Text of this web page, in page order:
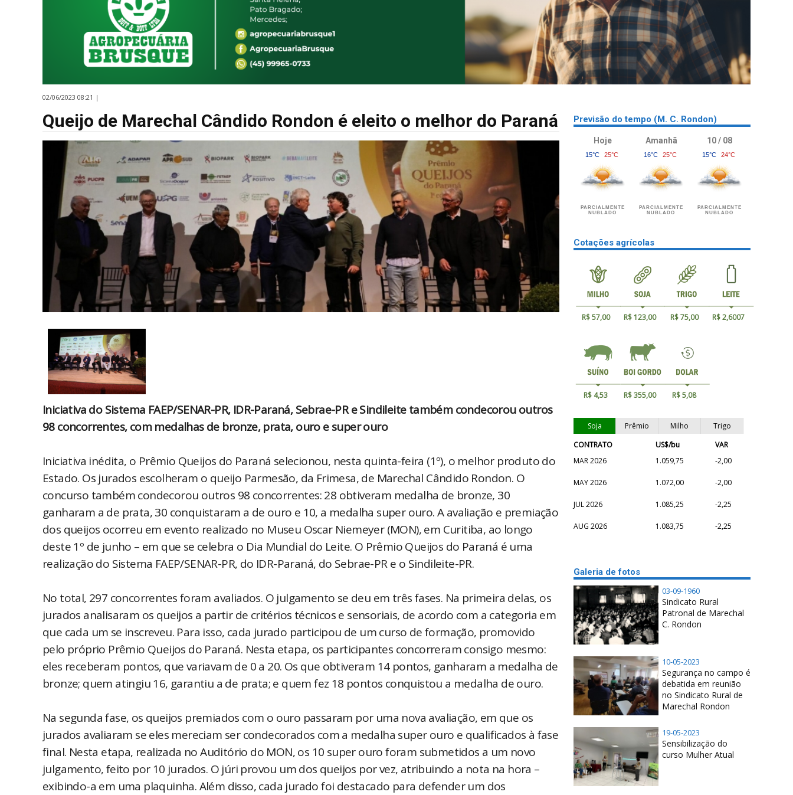
02/06/2023 08:21 |
Queijo de Marechal Cândido Rondon é eleito o melhor do Paraná
Iniciativa do Sistema FAEP/SENAR-PR, IDR-Paraná, Sebrae-PR e Sindileite também condecorou outros
98 concorrentes, com medalhas de bronze, prata, ouro e super ouro
Iniciativa inédita, o Prêmio Queijos do Paraná selecionou, nesta quinta-feira (1º), o melhor produto do
Estado. Os jurados escolheram o queijo Parmesão, da Frimesa, de Marechal Cândido Rondon. O
concurso também condecorou outros 98 concorrentes: 28 obtiveram medalha de bronze, 30
ganharam a de prata, 30 conquistaram a de ouro e 10, a medalha super ouro. A avaliação e premiação
dos queijos ocorreu em evento realizado no Museu Oscar Niemeyer (MON), em Curitiba, ao longo
deste 1º de junho – em que se celebra o Dia Mundial do Leite. O Prêmio Queijos do Paraná é uma
realização do Sistema FAEP/SENAR-PR, do IDR-Paraná, do Sebrae-PR e o Sindileite-PR.
No total, 297 concorrentes foram avaliados. O julgamento se deu em três fases. Na primeira delas, os
jurados analisaram os queijos a partir de critérios técnicos e sensoriais, de acordo com a categoria em
que cada um se inscreveu. Para isso, cada jurado participou de um curso de formação, promovido
pelo próprio Prêmio Queijos do Paraná. Nesta etapa, os participantes concorreram consigo mesmo:
eles receberam pontos, que variavam de 0 a 20. Os que obtiveram 14 pontos, ganharam a medalha de
bronze; quem atingiu 16, garantiu a de prata; e quem fez 18 pontos conquistou a medalha de ouro.
Na segunda fase, os queijos premiados com o ouro passaram por uma nova avaliação, em que os
jurados avaliaram se eles mereciam ser condecorados com a medalha super ouro e qualificados à fase
final. Nesta etapa, realizada no Auditório do MON, os 10 super ouro foram submetidos a um novo
julgamento, feito por 10 jurados. O júri provou um dos queijos por vez, atribuindo a nota na hora –
exibindo-a em uma plaquinha. Além disso, cada jurado foi destacado para defender um dos
Previsão do tempo (M. C. Rondon)
Hoje
15°C 25°C
PARCIALMENTE
NUBLADO
Amanhã
16°C 25°C
PARCIALMENTE
NUBLADO
10 / 08
15°C 24°C
PARCIALMENTE
NUBLADO
Cotações agrícolas
R$ 57,00 R$ 123,00 R$ 75,00 R$ 2,6007
R$ 4,53 R$ 355,00 R$ 5,08
Soja Prêmio Milho
Trigo
CONTRATO
US$/bu
VAR
MAR 2026
1.059,75 -2,00
MAY 2026 1.072,00 -2,00
JUL 2026 1.085,25 -2,25
AUG 2026 1.083,75 -2,25
Galeria de fotos
03-09-1960
Sindicato Rural
Patronal de Marechal
C. Rondon
10-05-2023
Segurança no campo é
debatida em reunião
no Sindicato Rural de
Marechal Rondon
19-05-2023
Sensibilização do
curso Mulher Atual